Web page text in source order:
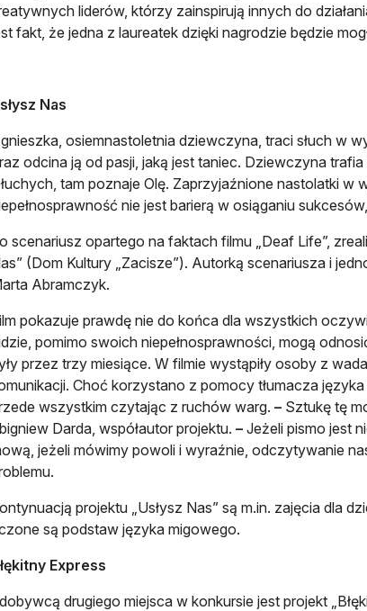
liderów, którzy zainspirują innych do
fakt, że jedna z laureatek dzięki nagrodzie będzie
Nas
osiemnastoletnia dziewczyna, traci słuch w
odcina ją od pasji, jaką jest taniec. Dziewczyna
tam poznaje Olę. Zaprzyjaźnione nastolatki w
nie jest barierą w osiąganiu
scenariusz opartego na faktach filmu „Deaf Life”,
(Dom Kultury „Zacisze”). Autorką scenariusza i
Abramczyk.
pokazuje prawdę nie do końca dla wszystkich
pomimo swoich niepełnosprawności, mogą
przez trzy miesiące. W filmie wystąpiły osoby z
Choć korzystano z pomocy tłumacza
wszystkim czytając z ruchów warg. – Sztukę tę
Darda, współautor projektu. – Jeżeli pismo jest
jeżeli mówimy powoli i wyraźnie, odczytywanie
projektu „Usłysz Nas” są m.in. zajęcia dla
są podstaw języka migowego.
Express
drugiego miejsca w konkursie jest projekt